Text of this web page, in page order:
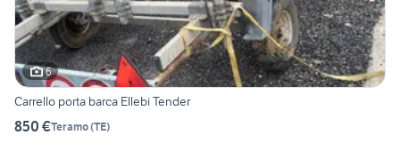
6
Carrello porta barca Ellebi Tender
850 €Teramo(TE)